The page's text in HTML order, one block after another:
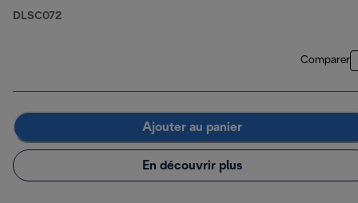
DLSC072
Comparer
Ajouter au panier
En découvrir plus